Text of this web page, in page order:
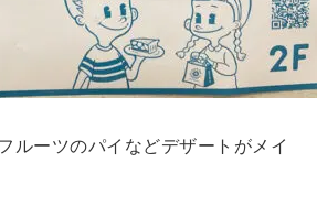
ルーツのパイなどデザートがメイ